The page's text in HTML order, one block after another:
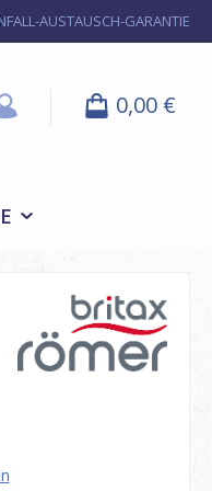
AUSTAUSCH-GARANTIE
0,00 €